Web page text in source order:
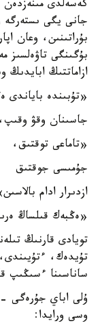
كەسەلدى مىنەزدەن
جانى يگى ىستەرگە
بۇراتىنىن، وعان
بۇگىنگى تاۋەلسىز
ازاماتتىڭ ابايدىڭ
«تۇبىندە باياندى
جاسىنان وقۋ
«تاماعى توقتىق،
جۇمىسى جوقتىق
ازدىرار ادام
«ەڭبەك قىلساڭ
تويادى قارنىڭ
تۇيدەك،
ساناسىنا ءسىڭىپ
ۇلى اباي جۇرەگى -
وسى ورايدا: